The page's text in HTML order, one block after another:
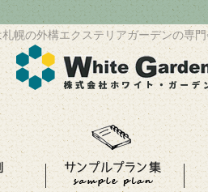
幌の外構エクステリアガーデンの専